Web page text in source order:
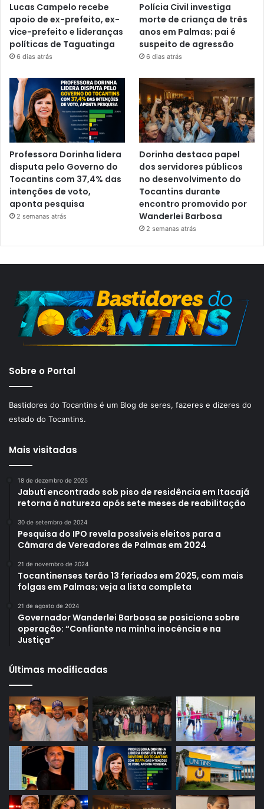
Lucas Campelo recebe
apoio de ex-prefeito, ex-
vice-prefeito e lideranças
políticas de Taguatinga
6 dias atrás
Polícia Civil investiga
morte de criança de três
anos em Palmas; pai é
suspeito de agressão
6 dias atrás
Professora Dorinha lidera
disputa pelo Governo do
Tocantins com 37,4% das
intenções de voto,
aponta pesquisa
2 semanas atrás
Dorinha destaca papel
dos servidores públicos
no desenvolvimento do
Tocantins durante
encontro promovido por
Wanderlei Barbosa
2 semanas atrás
Sobre o Portal
Bastidores do Tocantins é um Blog de seres, fazeres e dizeres do
estado do Tocantins.
Mais visitadas
18 de dezembro de 2025
Jabuti encontrado sob piso de residência em Itacajá
retorna à natureza após sete meses de reabilitação
30 de setembro de 2024
Pesquisa do IPO revela possíveis eleitos para a
Câmara de Vereadores de Palmas em 2024
21 de novembro de 2024
Tocantinenses terão 13 feriados em 2025, com mais
folgas em Palmas; veja a lista completa
21 de agosto de 2024
Governador Wanderlei Barbosa se posiciona sobre
operação: “Confiante na minha inocência e na
Justiça”
Últimas modificadas